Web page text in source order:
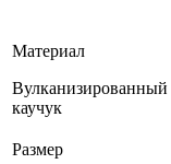
Материал
Вулканизированный
каучук
Размер